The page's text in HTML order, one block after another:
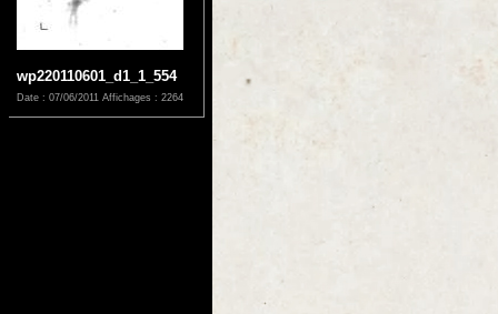
wp220110601_d1_1_554
Date : 07/06/2011 Affichages : 2264